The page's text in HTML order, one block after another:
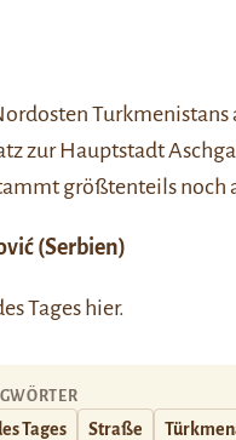
zur Hauptstadt
größtenteils noch
(Serbien)
Tages hier.
Tages Straße